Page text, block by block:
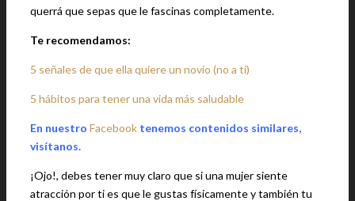
querrá que sepas que le fascinas completamente.
Te recomendamos:
5 señales de que ella quiere un novio (no a ti)
5 hábitos para tener una vida más saludable
En nuestro Facebook tenemos contenidos similares,
visítanos.
¡Ojo!, debes tener muy claro que si una mujer siente
atracción por ti es que le gustas físicamente y también tu